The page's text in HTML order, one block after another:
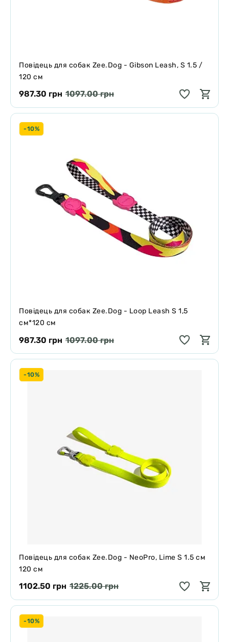
Повідець для собак Zee.Dog - Gibson Leash, S 1.5 /
120 см
987.30 грн 1097.00 грн
-10%
Повідець для собак Zee.Dog - Loop Leash S 1,5
см*120 см
987.30 грн 1097.00 грн
-10%
Повідець для собак Zee.Dog - NeoPro, Lime S 1.5 см
120 см
1102.50 грн 1225.00 грн
-10%